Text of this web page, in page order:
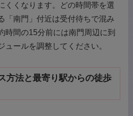
くくなります。どの時間帯を選
「南門」付近は受付待ちで混み
時間の15分前には南門周辺に到
ュールを調整してください。
方法と最寄り駅からの徒歩